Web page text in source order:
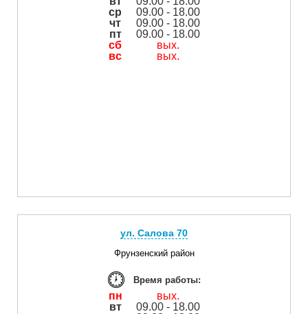
ср
09.00 - 18.00
чт
09.00 - 18.00
пт
09.00 - 18.00
сб
вых.
вс
вых.
ул. Салова 70
Фрунзенский район
Время работы:
пн
вых.
вт
09.00 - 18.00